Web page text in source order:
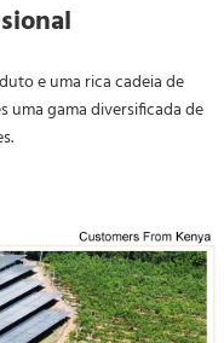
e uma rica cadeia de
uma gama diversificada de